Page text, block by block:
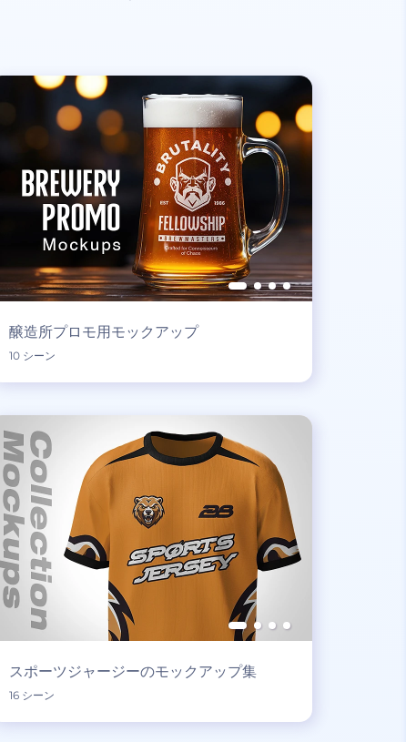
醸造所プロモ用モックアップ
10 シーン
スポーツジャージーのモックアップ集
16 シーン